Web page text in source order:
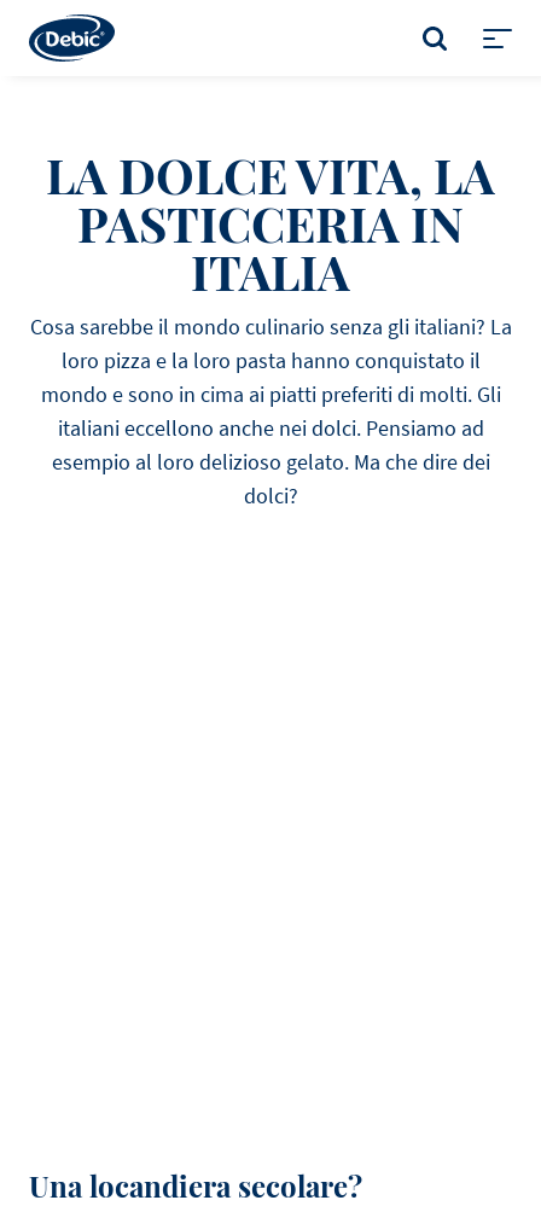
main
CERCA
LA DOLCE VITA, LA
PASTICCERIA IN
ITALIA
Cosa sarebbe il mondo culinario senza gli italiani? La
loro pizza e la loro pasta hanno conquistato il
mondo e sono in cima ai piatti preferiti di molti. Gli
italiani eccellono anche nei dolci. Pensiamo ad
esempio al loro delizioso gelato. Ma che dire dei
dolci?
Una locandiera secolare?